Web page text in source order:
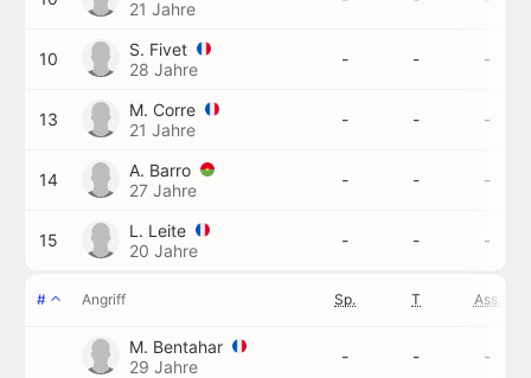
21 Jahre
10
S. Fivet
28 Jahre
- - -
13
M. Corre
21 Jahre
- - -
14
A. Barro
27 Jahre
- - -
15
L. Leite
20 Jahre
- - -
# Angriff Sp. T Ass.
M. Bentahar
29 Jahre
- - -